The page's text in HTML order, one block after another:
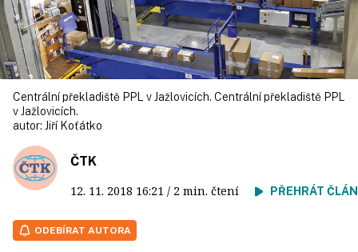
Centrální překladiště PPL v Jažlovicích. Centrální překladiště PPL
v Jažlovicích.
autor: Jiří Koťátko
ČTK
12. 11. 2018 16:21 / 2 min. čtení PŘEHRÁT
ODEBÍRAT AUTORA